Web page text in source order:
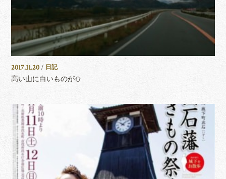
2017.11.20 / 日記
高い山に白いものが⛄